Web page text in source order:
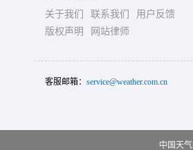
关于我们 联系我们
用户反馈
版权声明
网站律师
客服邮箱： service@weather.com.cn
中国天